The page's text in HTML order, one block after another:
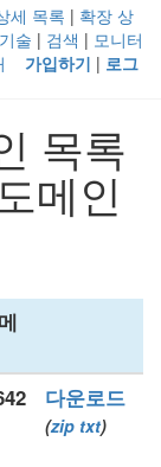
세 목록 | 확장 상
기술 | 검색 | 모니터
가입하기 | 로그
목록
메인
다운로드
(zip txt)